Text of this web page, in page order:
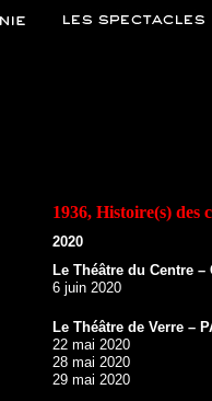
1936, Histoire(s) des
2020
Le Théâtre du Centre
6 juin 2020
Le Théâtre de Verre –
22 mai 2020
28 mai 2020
29 mai 2020